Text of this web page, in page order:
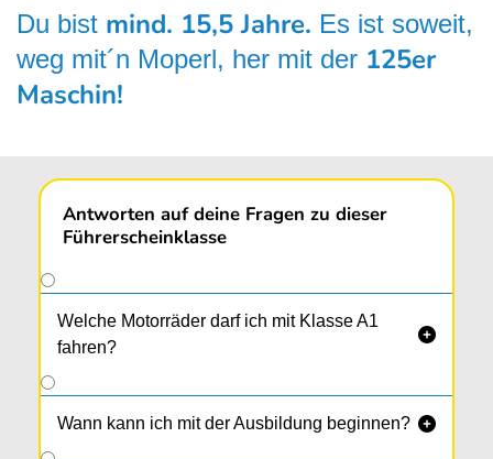
Du bist mind. 15,5 Jahre. Es ist soweit,
weg mit´n Moperl, her mit der 125er
Maschin!
Antworten auf deine Fragen zu dieser
Führerscheinklasse
Welche Motorräder darf ich mit Klasse A1
fahren?

Wann kann ich mit der Ausbildung beginnen? 